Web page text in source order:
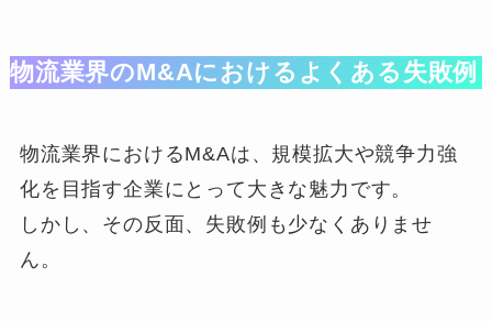
物流業界のM&Aにおけるよくある失敗例
物流業界におけるM&Aは、規模拡大や競争力強
化を目指す企業にとって大きな魅力です。
しかし、その反面、失敗例も少なくありませ
ん。